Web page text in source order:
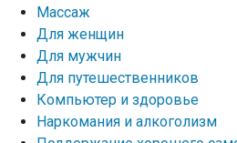
Массаж
Для женщин
Для мужчин
Для путешественников
Компьютер и здоровье
Наркомания и алкоголизм